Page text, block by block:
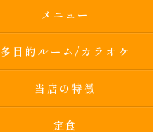
メニュー
多目的ルーム/カラオケ
当店の特徴
定食